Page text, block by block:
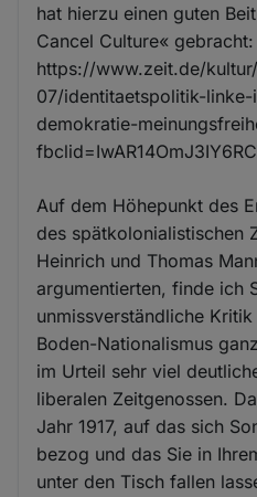
hat hierzu einen guten
Cancel Culture« gebracht:
https://www.zeit.de/
07/identitaetspolitik-
demokratie-
Auf dem Höhepunkt des
des spätkolonialistischen
Heinrich und Thomas
argumentierten, finde ich
unmissverständliche
Boden-Nationalismus
im Urteil sehr viel
liberalen Zeitgenossen.
Jahr 1917, auf das sich
bezog und das Sie in
unter den Tisch fallen